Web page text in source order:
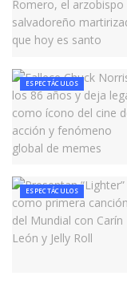
ESPECTÁCULOS
ESPECTÁCULOS